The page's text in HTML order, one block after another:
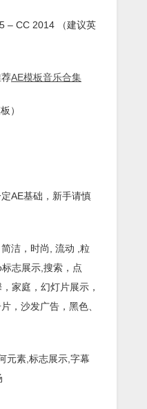
– CC 2014 （建议英
AE模板音乐合集
）
AE基础，新手请慎
洁，时尚, 流动 ,粒
志展示,搜索，点
家庭，幻灯片展示，
，沙发广告，黑色、
元素,标志展示,字幕